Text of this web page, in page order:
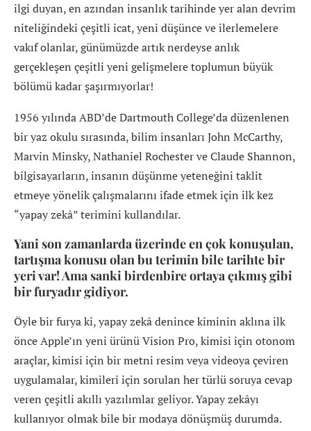
ilgi duyan, en azından insanlık tarihinde yer alan devrim
niteliğindeki çeşitli icat, yeni düşünce ve ilerlemelere
vakıf olanlar, günümüzde artık nerdeyse anlık
gerçekleşen çeşitli yeni gelişmelere toplumun büyük
bölümü kadar şaşırmıyorlar!
1956 yılında ABD’de Dartmouth College’da düzenlenen
bir yaz okulu sırasında, bilim insanları John McCarthy,
Marvin Minsky, Nathaniel Rochester ve Claude Shannon,
bilgisayarların, insanın düşünme yeteneğini taklit
etmeye yönelik çalışmalarını ifade etmek için ilk kez
“yapay zekâ” terimini kullandılar.
Yani son zamanlarda üzerinde en çok konuşulan,
tartışma konusu olan bu terimin bile tarihte bir
yeri var! Ama sanki birdenbire ortaya çıkmış gibi
bir furyadır gidiyor.
Öyle bir furya ki, yapay zekâ denince kiminin aklına ilk
önce Apple’ın yeni ürünü Vision Pro, kimisi için otonom
araçlar, kimisi için bir metni resim veya videoya çeviren
uygulamalar, kimileri için sorulan her türlü soruya cevap
veren çeşitli akıllı yazılımlar geliyor. Yapay zekâyı
kullanıyor olmak bile bir modaya dönüşmüş durumda.